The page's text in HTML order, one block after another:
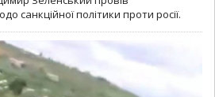
санкційної політики проти росії.